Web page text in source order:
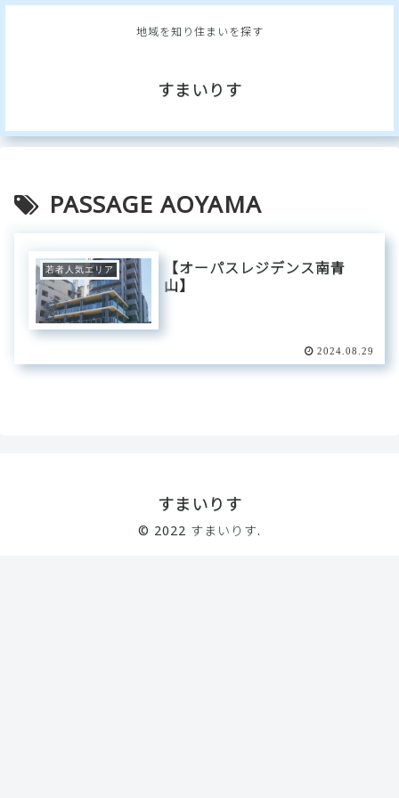
地域を知り住まいを探す
すまいりす
PASSAGE AOYAMA
若者人気エリア
【オーパスレジデンス南青
山】
2024.08.29
すまいりす
© 2022 すまいりす.